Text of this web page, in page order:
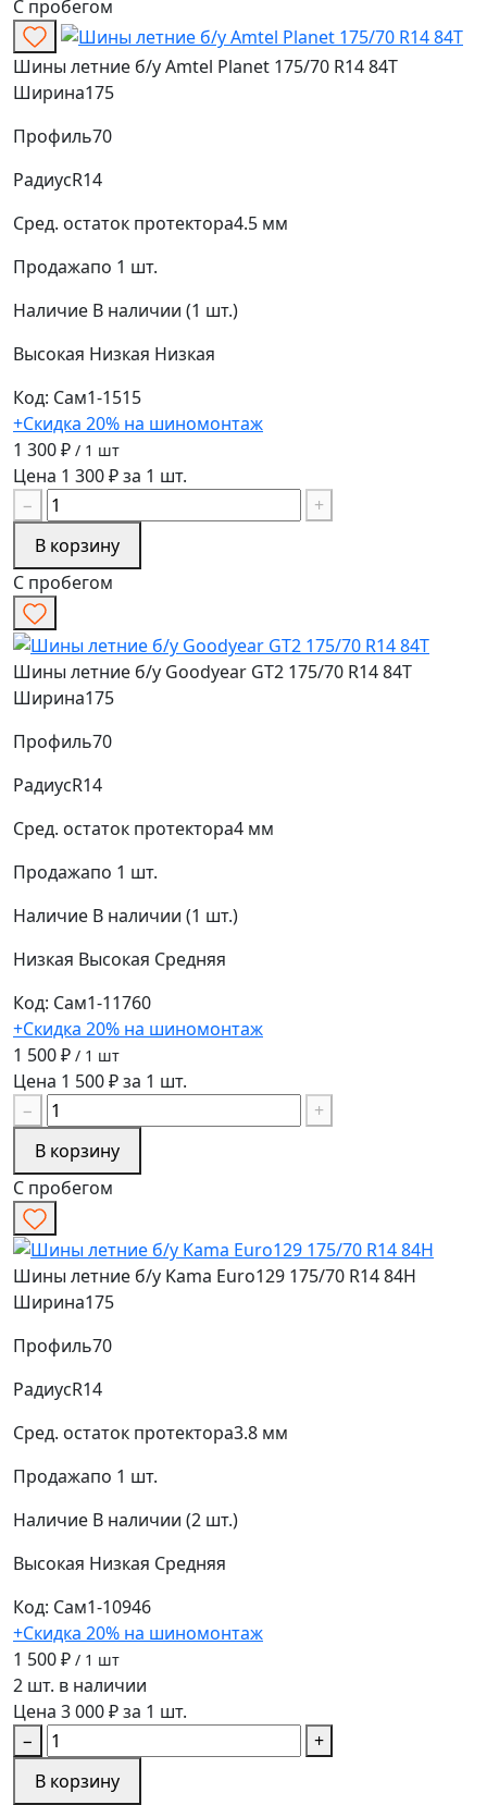
С пробегом
Шины летние б/у Amtel Planet 175/70 R14 84T
Ширина175
Профиль70
РадиусR14
Сред. остаток протектора4.5 мм
Продажапо 1 шт.
Наличие В наличии (1 шт.)
Высокая Низкая Низкая
Код: Сам1-1515
+Скидка 20% на шиномонтаж
1 300 ₽ / 1 шт
Цена 1 300 ₽ за 1 шт.
−
+
В корзину
С пробегом
Шины летние б/у Goodyear GT2 175/70 R14 84T
Ширина175
Профиль70
РадиусR14
Сред. остаток протектора4 мм
Продажапо 1 шт.
Наличие В наличии (1 шт.)
Низкая Высокая Средняя
Код: Сам1-11760
+Скидка 20% на шиномонтаж
1 500 ₽ / 1 шт
Цена 1 500 ₽ за 1 шт.
−
+
В корзину
С пробегом
Шины летние б/у Kama Euro129 175/70 R14 84H
Ширина175
Профиль70
РадиусR14
Сред. остаток протектора3.8 мм
Продажапо 1 шт.
Наличие В наличии (2 шт.)
Высокая Низкая Средняя
Код: Сам1-10946
+Скидка 20% на шиномонтаж
1 500 ₽ / 1 шт
2 шт. в наличии
Цена 3 000 ₽ за 1 шт.
−
+
В корзину